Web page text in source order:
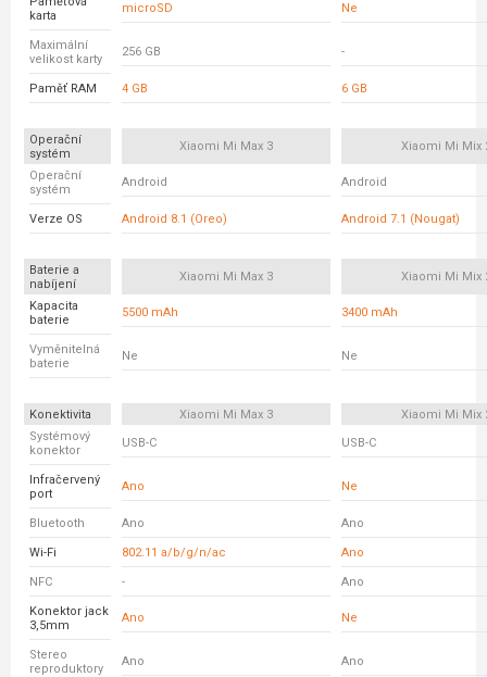
karta
microSD Ne
Maximální
velikost karty
256 GB -
Paměť RAM 4 GB 6 GB
Operační
systém
Xiaomi Mi Max 3 Xiaomi Mi Mix
Operační
systém
Android Android
Verze OS Android 8.1 (Oreo) Android 7.1 (Nougat)
Baterie a
nabíjení
Xiaomi Mi Max 3 Xiaomi Mi Mix
Kapacita
baterie
5500 mAh 3400 mAh
Vyměnitelná
baterie
Ne Ne
Konektivita Xiaomi Mi Max 3
Xiaomi Mi Mix
Systémový
konektor
USB-C USB-C
Infračervený
port
Ano Ne
Bluetooth Ano Ano
Wi-Fi 802.11 a/b/g/n/ac Ano
NFC - Ano
Konektor jack
3,5mm
Ano Ne
Stereo
reproduktory
Ano Ano